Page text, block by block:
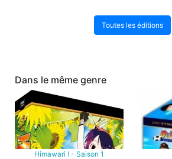
Toutes les éditions
Dans le même genre
Himawari ! - Saison 1